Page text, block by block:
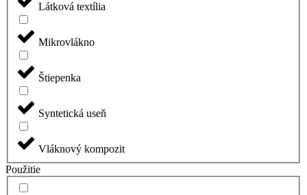
Látková textília
Mikrovlákno
Štiepenka
Syntetická useň
Vláknový kompozit
Použitie